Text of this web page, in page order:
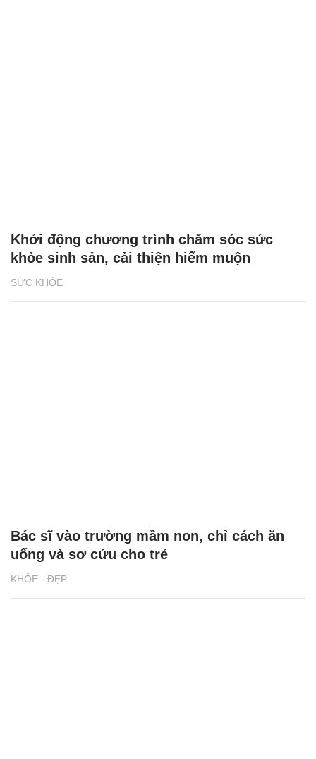
SỨC KHỎE
Khởi động chương trình chăm sóc sức
khỏe sinh sản, cải thiện hiếm muộn
KHỎE - ĐẸP
Bác sĩ vào trường mầm non, chỉ cách ăn
uống và sơ cứu cho trẻ